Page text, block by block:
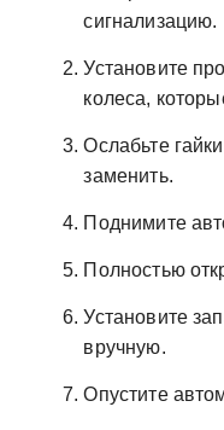
сигнализацию.
Установите
колеса,
Ослабьте
заменить.
Поднимите
Полностью
Установите
вручную.
Опустите